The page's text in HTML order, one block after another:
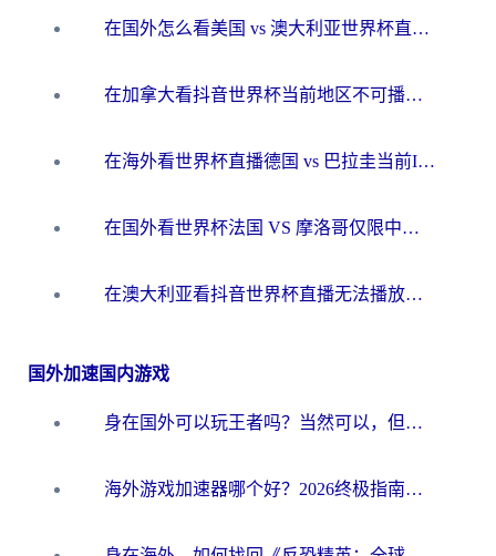
在国外怎么看美国 vs 澳大利亚世界杯直播？海外党必藏的中文解说观赛指南
在加拿大看抖音世界杯当前地区不可播放？海外党体育观赛终极指南
在海外看世界杯直播德国 vs 巴拉圭当前IP受限制？这篇指南帮你轻松解决地区限制
在国外看世界杯法国 VS 摩洛哥仅限中国大陆？别让地域限制拦下你的欢呼
在澳大利亚看抖音世界杯直播无法播放？海外党体育观赛终极指南来了！
国外加速国内游戏
身在国外可以玩王者吗？当然可以，但你需要这份“加速”指南
海外游戏加速器哪个好？2026终极指南帮你畅玩国服+解决卡顿难题